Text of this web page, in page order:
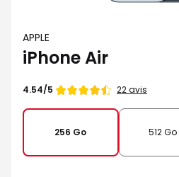
APPLE
iPhone Air
Note
4.54/5 22 avis
256 Go 512 Go